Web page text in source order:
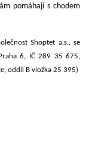
pomáhají s chodem
Shoptet a.s., se
6, IČ 289 35 675,
oddíl B vložka 25 395)